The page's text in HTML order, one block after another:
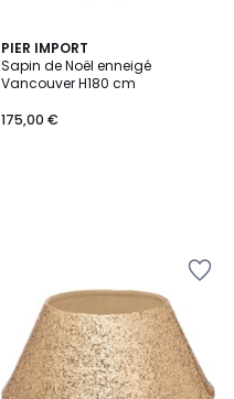
PIER IMPORT
Sapin de Noël enneigé
Vancouver H180 cm
175,00 €